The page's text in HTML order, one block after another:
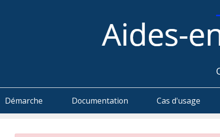
Démarche Documentation Cas d'usage